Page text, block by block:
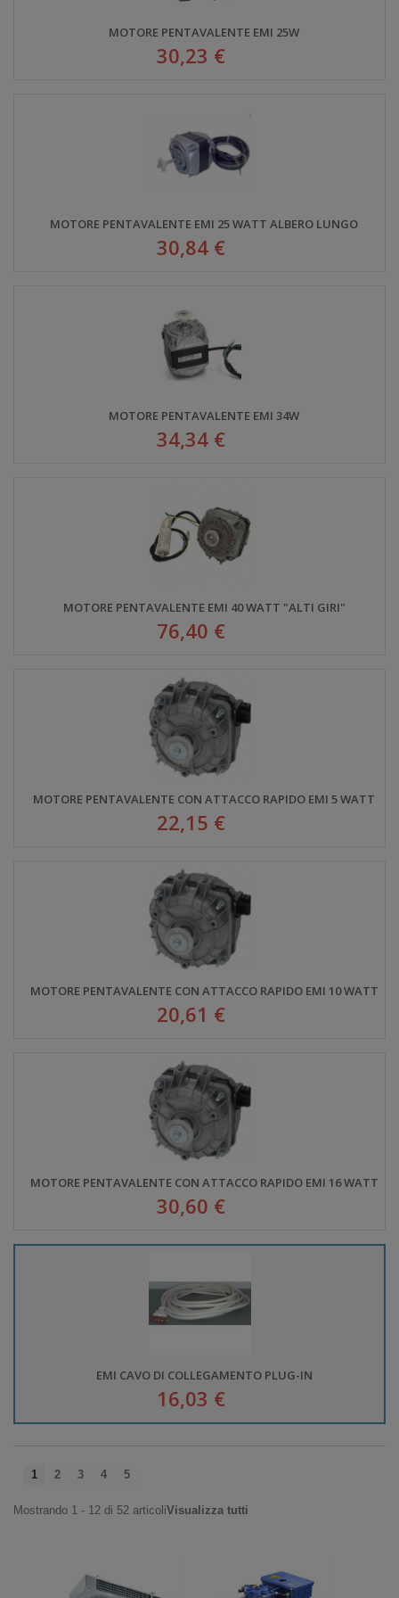
MOTORE PENTAVALENTE EMI 25W
30,23 €
MOTORE PENTAVALENTE EMI 25 WATT ALBERO LUNGO
30,84 €
MOTORE PENTAVALENTE EMI 34W
34,34 €
MOTORE PENTAVALENTE EMI 40 WATT "ALTI GIRI"
76,40 €
MOTORE PENTAVALENTE CON ATTACCO RAPIDO EMI 5 WATT
22,15 €
MOTORE PENTAVALENTE CON ATTACCO RAPIDO EMI 10 WATT
20,61 €
MOTORE PENTAVALENTE CON ATTACCO RAPIDO EMI 16 WATT
30,60 €
EMI CAVO DI COLLEGAMENTO PLUG-IN
16,03 €
1 2 3 4 5
Mostrando 1 - 12 di 52 articoliVisualizza tutti